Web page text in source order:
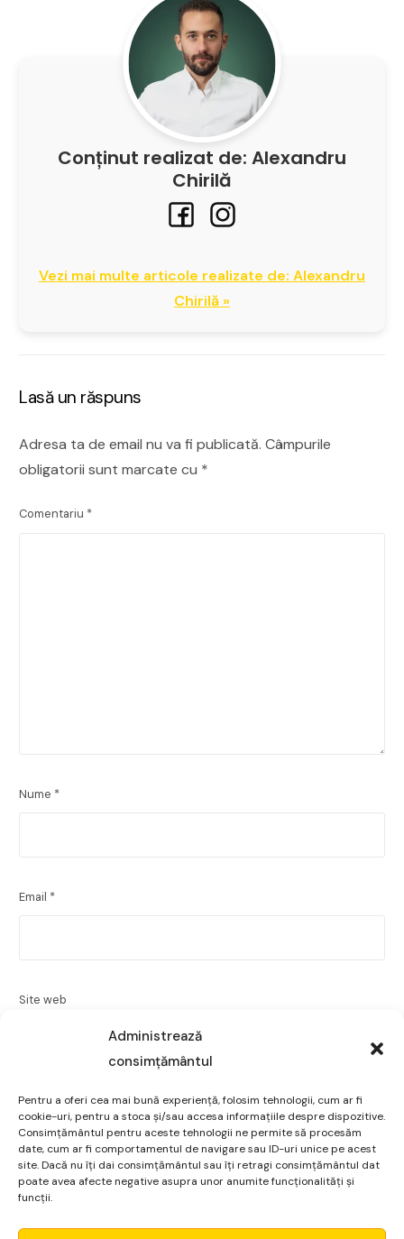
Administrează
consimțământul
Pentru a oferi cea mai bună experiență, folosim tehnologii, cum ar fi
cookie-uri, pentru a stoca și/sau accesa informațiile despre dispozitive.
Consimțământul pentru aceste tehnologii ne permite să procesăm
date, cum ar fi comportamentul de navigare sau ID-uri unice pe acest
site. Dacă nu îți dai consimțământul sau îți retragi consimțământul dat
poate avea afecte negative asupra unor anumite funcționalități și
funcții.
Conținut realizat de: Alexandru
Chirilă
Vezi mai multe articole realizate de: Alexandru
Chirilă »
Lasă un răspuns
Adresa ta de email nu va fi publicată. Câmpurile
obligatorii sunt marcate cu *
Comentariu *
Nume *
Email *
Site web
Salvează-mi numele, emailul și site-ul web în acest
navigator pentru data viitoare când o să comentez.
Micro Alpha